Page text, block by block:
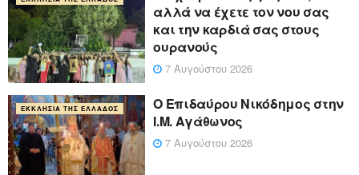
αλλά να έχετε τον νου σας
και την καρδιά σας στους
ουρανούς
7 Αυγούστου 2026
ΕΚΚΛΗΣΊΑ ΤΗΣ ΕΛΛΆΔΟΣ
Ο Επιδαύρου Νικόδημος στην
Ι.Μ. Αγάθωνος
7 Αυγούστου 2026